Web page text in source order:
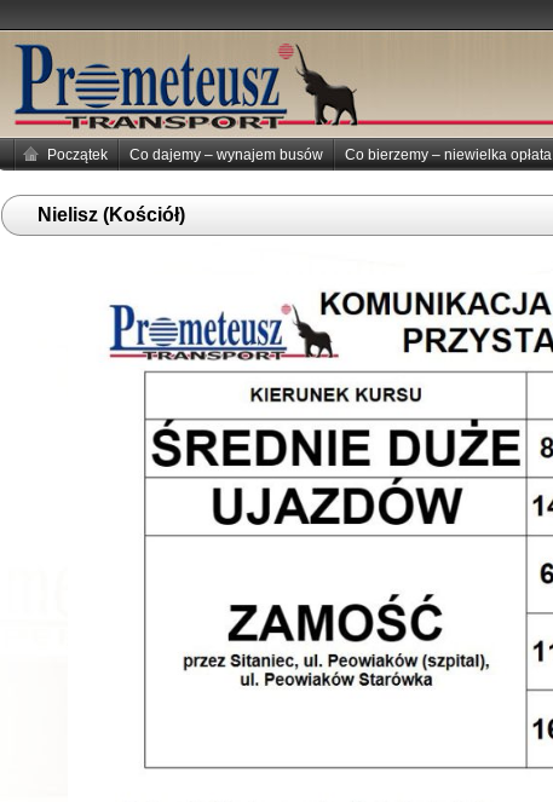
Początek Co dajemy – wynajem busów Co bierzemy – niewielka opłata
Nielisz (Kościół)